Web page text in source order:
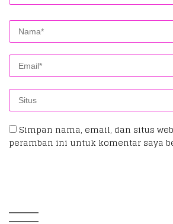
Simpan nama, email, dan situs
peramban ini untuk komentar saya